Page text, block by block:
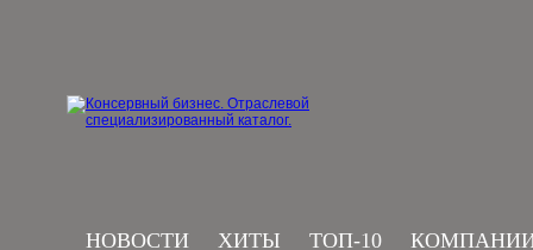
НОВОСТИ ХИТЫ ТОП-10